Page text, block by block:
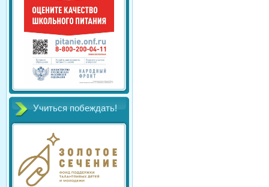
Учиться побеждать!